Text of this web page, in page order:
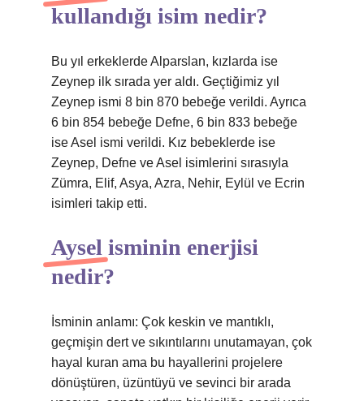
kullandığı isim nedir?
Bu yıl erkeklerde Alparslan, kızlarda ise
Zeynep ilk sırada yer aldı. Geçtiğimiz yıl
Zeynep ismi 8 bin 870 bebeğe verildi. Ayrıca
6 bin 854 bebeğe Defne, 6 bin 833 bebeğe
ise Asel ismi verildi. Kız bebeklerde ise
Zeynep, Defne ve Asel isimlerini sırasıyla
Zümra, Elif, Asya, Azra, Nehir, Eylül ve Ecrin
isimleri takip etti.
Aysel isminin enerjisi
nedir?
İsminin anlamı: Çok keskin ve mantıklı,
geçmişin dert ve sıkıntılarını unutamayan, çok
hayal kuran ama bu hayallerini projelere
dönüştüren, üzüntüyü ve sevinci bir arada